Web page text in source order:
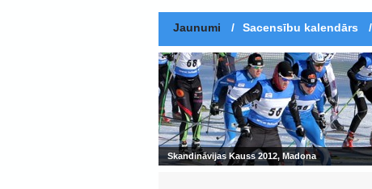
Jaunumi / Sacensību kalendārs /
Skandināvijas Kauss 2012, Madona